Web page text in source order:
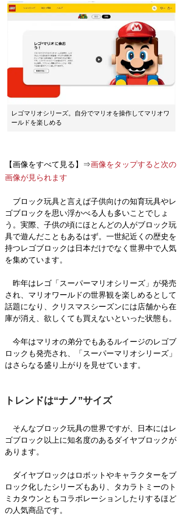
レゴマリオシリーズ。自分でマリオを操作してマリオワ
ールドを楽しめる
【画像をすべて見る】⇒画像をタップすると次の
画像が見られます
ブロック玩具と言えば子供向けの知育玩具やレ
ゴブロックを思い浮かべる人も多いことでしょ
う。実際、子供の頃にほとんどの人がブロック玩
具で遊んだこともあるはず。一世紀近くの歴史を
持つレゴブロックは日本だけでなく世界中で人気
を集めています。
昨年はレゴ「スーパーマリオシリーズ」が発売
され、マリオワールドの世界観を楽しめるとして
話題になり、クリスマスシーズンには店舗から在
庫が消え、欲しくても買えないといった状態も。
今年はマリオの弟分でもあるルイージのレゴブ
ロックも発売され、「スーパーマリオシリーズ」
はさらなる盛り上がりを見せています。
トレンドは“ナノ”サイズ
そんなブロック玩具の世界ですが、日本にはレ
ゴブロック以上に知名度のあるダイヤブロックが
あります。
ダイヤブロックはロボットやキャラクターをブ
ロック化したシリーズもあり、タカラトミーのト
ミカタウンともコラボレーションしたりするほど
の人気商品です。